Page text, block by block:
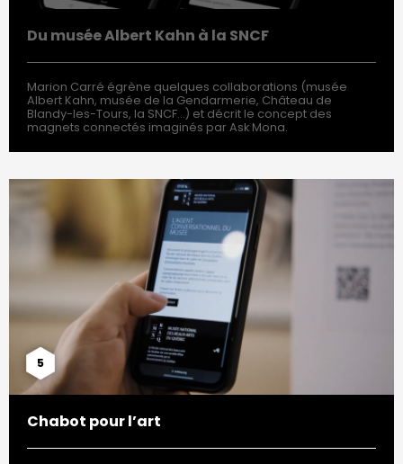
Du musée Albert Kahn à la SNCF
Marion Carré égrène quelques collaborations (musée
Albert Kahn, musée de la Gendarmerie, Château de
Blandy-les-Tours, la SNCF…) et décrit le concept des
magnets connectés imaginés par Ask Mona.
5
Chabot pour l’art